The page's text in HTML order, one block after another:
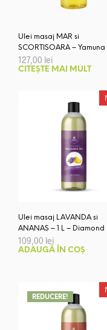
Ulei masaj MAR si
SCORTISOARA – Yamuna
127,00 lei
CITEȘTE MAI MULT
Ulei masaj LAVANDA si
ANANAS – 1 L – Diamond
109,00 lei
ADAUGĂ ÎN COȘ
REDUCERE!